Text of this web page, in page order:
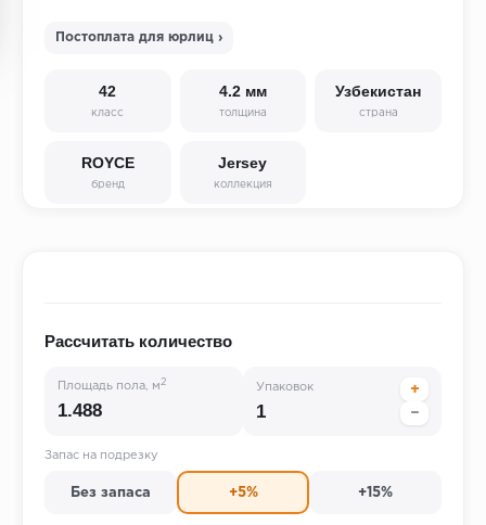
Постоплата для юрлиц ›
42
класс
4.2 мм
толщина
Узбекистан
страна
ROYCE
бренд
Jersey
коллекция
Рассчитать количество
Площадь пола, м 2
Упаковок
+
−
Запас на подрезку
Без запаса +5% +15%